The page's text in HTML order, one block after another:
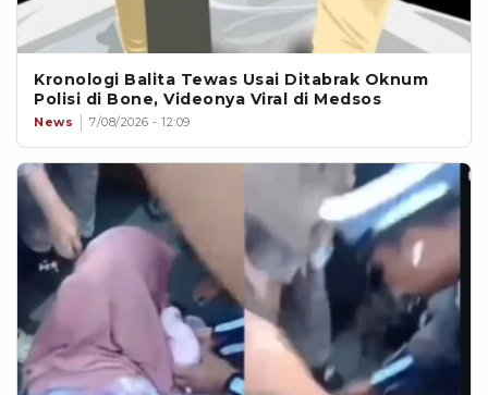
Kronologi Balita Tewas Usai Ditabrak Oknum
Polisi di Bone, Videonya Viral di Medsos
News 7/08/2026 - 12:09